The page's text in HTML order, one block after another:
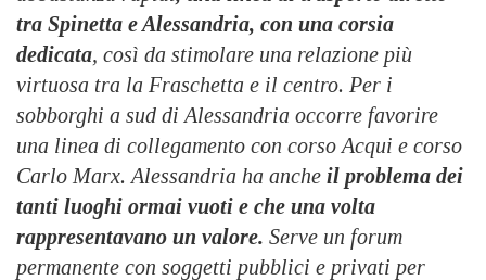
tra Spinetta e Alessandria, con una corsia
dedicata, così da stimolare una relazione più
virtuosa tra la Fraschetta e il centro. Per i
sobborghi a sud di Alessandria occorre favorire
una linea di collegamento con corso Acqui e corso
Carlo Marx. Alessandria ha anche il problema dei
tanti luoghi ormai vuoti e che una volta
rappresentavano un valore. Serve un forum
permanente con soggetti pubblici e privati per